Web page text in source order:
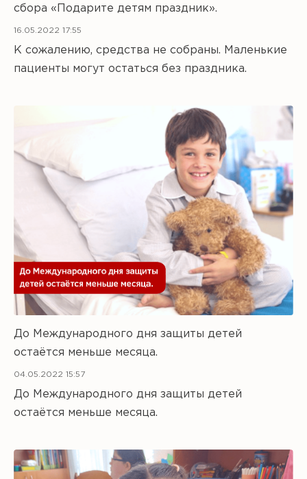
сбора «Подарите детям праздник».
16.05.2022 17:55
К сожалению, средства не собраны. Маленькие
пациенты могут остаться без праздника.
До Международного дня защиты детей
остаётся меньше месяца.
04.05.2022 15:57
До Международного дня защиты детей
остаётся меньше месяца.